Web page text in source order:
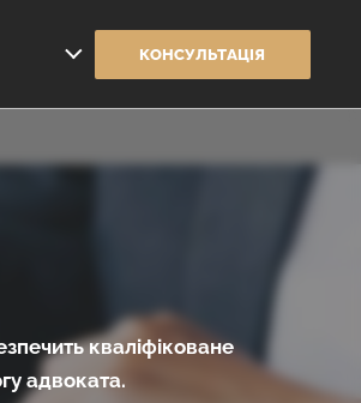
КОНСУЛЬТАЦІЯ
кваліфіковане
адвоката.